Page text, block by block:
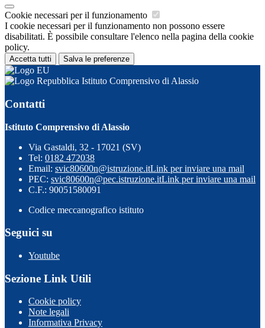
Cookie necessari per il funzionamento
I cookie necessari per il funzionamento non possono essere
disabilitati. È possibile consultare l'elenco nella pagina della cookie
policy.
Accetta tutti Salva le preferenze
Istituto Comprensivo di Alassio
Contatti
Istituto Comprensivo di Alassio
Via Gastaldi, 32 - 17021 (SV)
Tel: 0182 472038
Email: svic80600n@istruzione.itLink per inviare una mail
PEC: svic80600n@pec.istruzione.itLink per inviare una mail
C.F.: 90051580091
Codice meccanografico istituto
Seguici su
Youtube
Sezione Link Utili
Cookie policy
Note legali
Informativa Privacy